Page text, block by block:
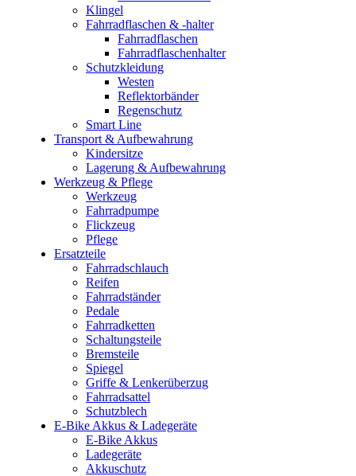
Klingel
Fahrradflaschen & -halter
Fahrradflaschen
Fahrradflaschenhalter
Schutzkleidung
Westen
Reflektorbänder
Regenschutz
Smart Line
Transport & Aufbewahrung
Kindersitze
Lagerung & Aufbewahrung
Werkzeug & Pflege
Werkzeug
Fahrradpumpe
Flickzeug
Pflege
Ersatzteile
Fahrradschlauch
Reifen
Fahrradständer
Pedale
Fahrradketten
Schaltungsteile
Bremsteile
Spiegel
Griffe & Lenkerüberzug
Fahrradsattel
Schutzblech
E-Bike Akkus & Ladegeräte
E-Bike Akkus
Ladegeräte
Akkuschutz